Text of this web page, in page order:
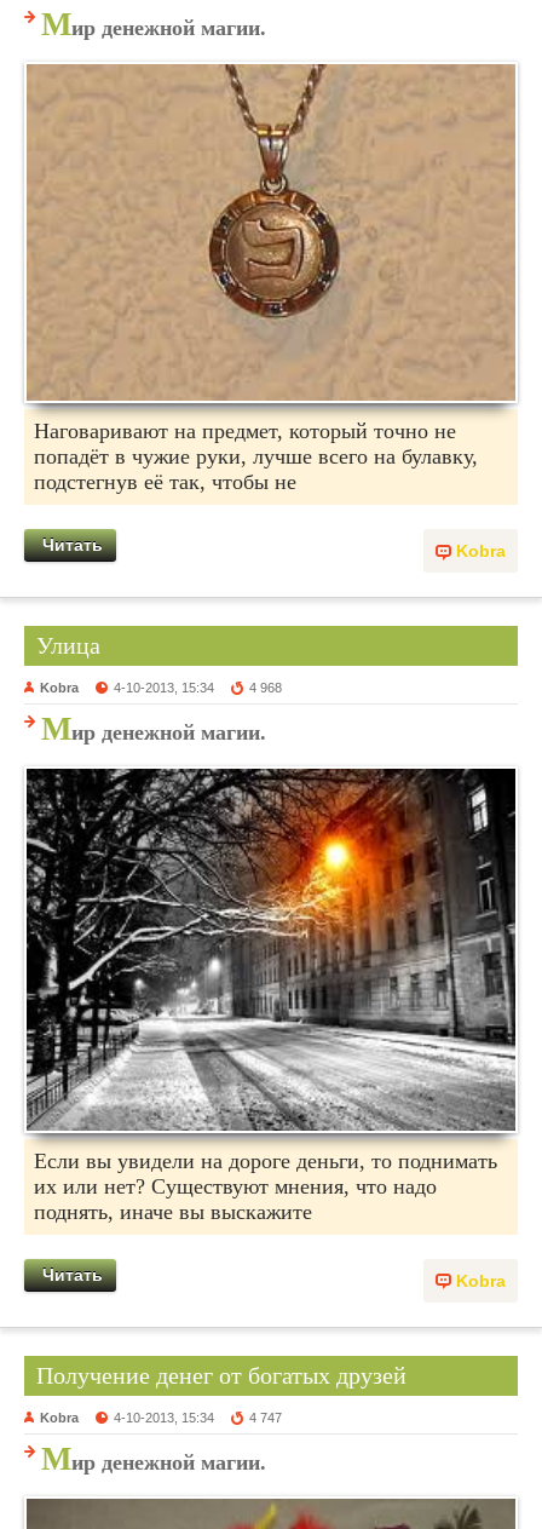
Мир денежной магии.
Наговаривают на предмет, который точно не
попадёт в чужие руки, лучше всего на булавку,
подстегнув её так, чтобы не
Kobra
Читать
Улица
Kobra 4-10-2013, 15:34 4 968
Мир денежной магии.
Если вы увидели на дороге деньги, то поднимать
их или нет? Существуют мнения, что надо
поднять, иначе вы выскажите
Kobra
Читать
Получение денег от богатых друзей
Kobra 4-10-2013, 15:34 4 747
Мир денежной магии.